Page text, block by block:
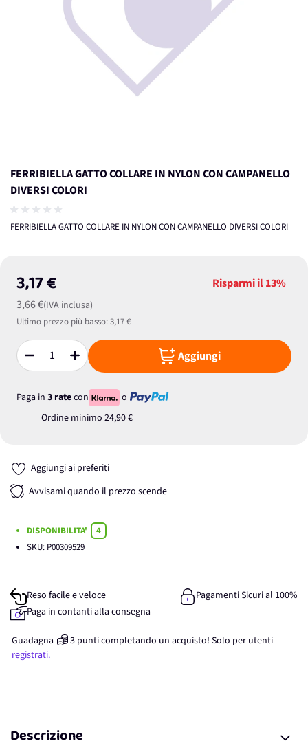
FERRIBIELLA GATTO COLLARE IN NYLON CON CAMPANELLO
DIVERSI COLORI
FERRIBIELLA GATTO COLLARE IN NYLON CON CAMPANELLO DIVERSI COLORI
3,17 €
3,66 €(IVA inclusa)
Risparmi il13%
Ultimo prezzo più basso:3,17 €
Quantità Aggiungi
Paga in 3 ratecon
o
Ordine minimo 24,90 €
Aggiungi ai preferiti
Avvisami quando il prezzo scende
DISPONIBILITA'
4
SKU: P00309529
Reso facile e veloce
Pagamenti Sicuri al 100%
Paga in contanti alla consegna
Guadagna 3 punticompletando un acquisto! Solo per utenti
registrati.
Descrizione